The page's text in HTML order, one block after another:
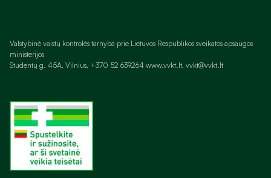
Valstybinė vaistų kontrolės tarnyba prie Lietuvos Respublikos sveikatos apsaugos
ministerijos
Studentų g. 45A, Vilnius, +370 52 639264 www.vvkt.lt, vvkt@vvkt.lt